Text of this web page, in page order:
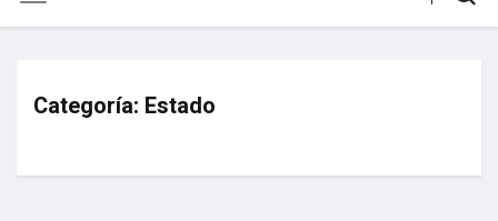
Categoría: Estado